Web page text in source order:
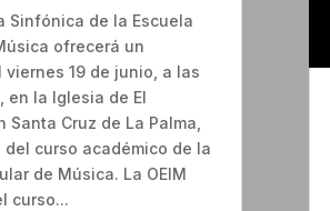
Sinfónica de la Escuela
ofrecerá un
viernes 19 de junio, a las
en la Iglesia de El
Santa Cruz de La Palma,
del curso académico de la
de Música. La OEIM
curso...